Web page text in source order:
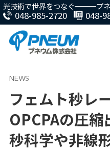
光技術で世界をつなぐ プ
048-985-2720 048-
フェムト秒レ
OPCPAの圧
秒科学や非線